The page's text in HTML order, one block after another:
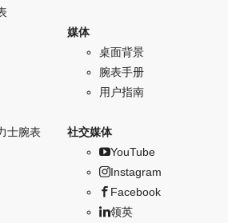
士腕表
媒体
桌面背景
腕表手册
用户指南
社交媒体
YouTube
Instagram
Facebook
领英